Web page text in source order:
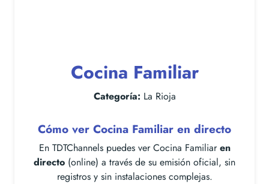
Cocina Familiar
Categoría: La Rioja
Cómo ver Cocina Familiar en directo
En TDTChannels puedes ver Cocina Familiaren
directo (online) a través de su emisión oficial, sin
registros y sin instalaciones complejas.